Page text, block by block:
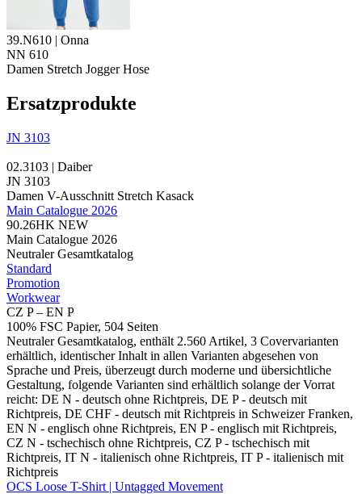
39.N610 | Onna
NN 610
Damen Stretch Jogger Hose
Ersatzprodukte
JN 3103
02.3103 | Daiber
JN 3103
Damen V-Ausschnitt Stretch Kasack
Main Catalogue 2026
90.26HK NEW
Main Catalogue 2026
Neutraler Gesamtkatalog
Standard
Promotion
Workwear
CZ P – EN P
100% FSC Papier, 504 Seiten
Neutraler Gesamtkatalog, enthält 2.560 Artikel, 3 Covervarianten
erhältlich, identischer Inhalt in allen Varianten abgesehen von
Sprache und Preis, überzeugt durch moderne und übersichtliche
Gestaltung, folgende Varianten sind erhältlich solange der Vorrat
reicht: DE N - deutsch ohne Richtpreis, DE P - deutsch mit
Richtpreis, DE CHF - deutsch mit Richtpreis in Schweizer Franken,
EN N - englisch ohne Richtpreis, EN P - englisch mit Richtpreis,
CZ N - tschechisch ohne Richtpreis, CZ P - tschechisch mit
Richtpreis, IT N - italienisch ohne Richtpreis, IT P - italienisch mit
Richtpreis
OCS Loose T-Shirt | Untagged Movement